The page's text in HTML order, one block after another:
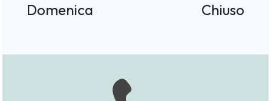
Domenica
Chiuso